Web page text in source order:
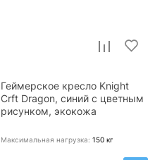
Геймерское кресло Knight
Crft Dragon, синий с цветным
рисунком, экокожа
Максимальная нагрузка: 150 кг